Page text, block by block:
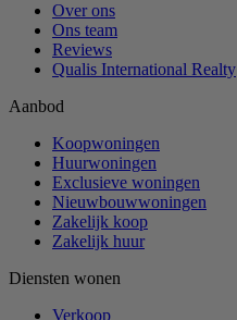
Over ons
Ons team
Reviews
Qualis International Realty
Aanbod
Koopwoningen
Huurwoningen
Exclusieve woningen
Nieuwbouwwoningen
Zakelijk koop
Zakelijk huur
Diensten wonen
Verkoop